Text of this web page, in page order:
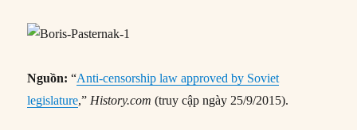
Nguồn: “Anti-censorship law approved by Soviet
legislature,” History.com (truy cập ngày 25/9/2015).